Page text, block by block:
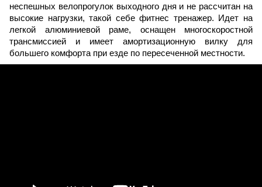
неспешных велопрогулок выходного дня и не рассчитан на
высокие нагрузки, такой себе фитнес тренажер. Идет на
легкой алюминиевой раме, оснащен многоскоростной
трансмиссией и имеет амортизационную вилку для
большего комфорта при езде по пересеченной местности.